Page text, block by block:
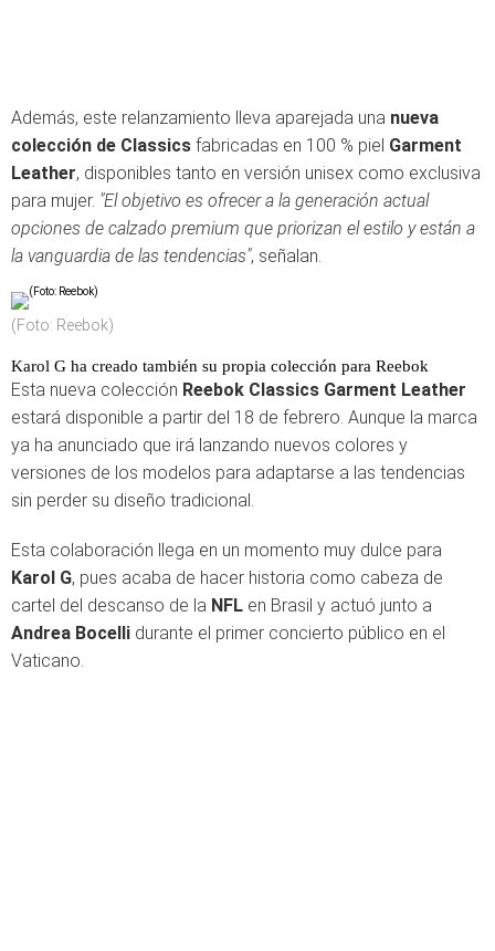
Además, este relanzamiento lleva aparejada una nueva
colección de Classics fabricadas en 100 % piel Garment
Leather, disponibles tanto en versión unisex como exclusiva
para mujer. "El objetivo es ofrecer a la generación actual
opciones de calzado premium que priorizan el estilo y están a
la vanguardia de las tendencias", señalan.
(Foto: Reebok)
Karol G ha creado también su propia colección para Reebok
Esta nueva colección Reebok Classics Garment Leather
estará disponible a partir del 18 de febrero. Aunque la marca
ya ha anunciado que irá lanzando nuevos colores y
versiones de los modelos para adaptarse a las tendencias
sin perder su diseño tradicional.
Esta colaboración llega en un momento muy dulce para
Karol G, pues acaba de hacer historia como cabeza de
cartel del descanso de la NFL en Brasil y actuó junto a
Andrea Bocelli durante el primer concierto público en el
Vaticano.